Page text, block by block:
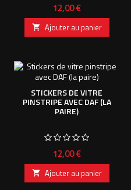
Prix
12,00 €
 Ajouter au panier
STICKERS DE VITRE
PINSTRIPE AVEC DAF (LA
PAIRE)
Prix
12,00 €
 Ajouter au panier